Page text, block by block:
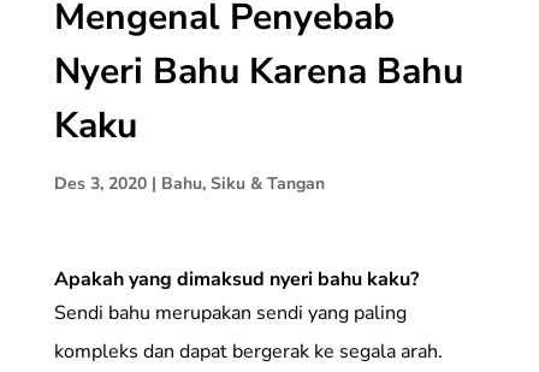
Mengenal Penyebab
Nyeri Bahu Karena Bahu
Kaku
Des 3, 2020| Bahu, Siku & Tangan
Apakah yang dimaksud nyeri bahu kaku?
Sendi bahu merupakan sendi yang paling
kompleks dan dapat bergerak ke segala arah.